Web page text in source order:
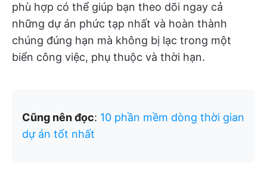
phù hợp có thể giúp bạn theo dõi ngay cả
những dự án phức tạp nhất và hoàn thành
chúng đúng hạn mà không bị lạc trong một
biển công việc, phụ thuộc và thời hạn.
Cũng nên đọc: 10 phần mềm dòng thời gian
dự án tốt nhất